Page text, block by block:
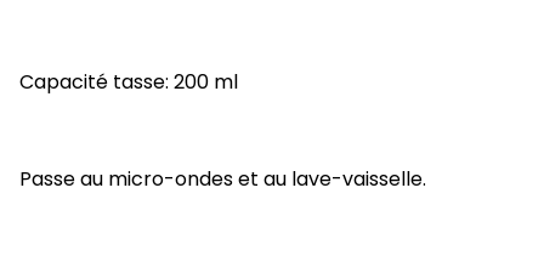
Capacité tasse: 200 ml
Passe au micro-ondes et au lave-vaisselle.